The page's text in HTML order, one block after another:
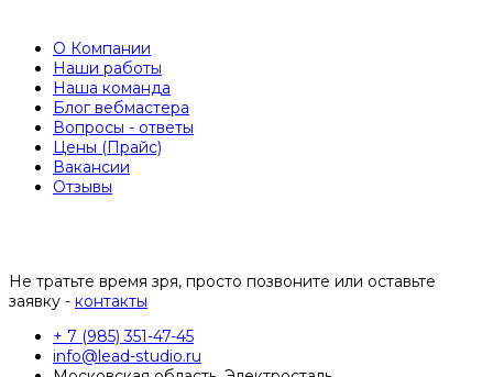
О Компании
Наши работы
Наша команда
Блог вебмастера
Вопросы - ответы
Цены (Прайс)
Вакансии
Отзывы
Не тратьте время зря, просто позвоните или оставьте
заявку - контакты
+ 7 (985) 351-47-45
info@lead-studio.ru